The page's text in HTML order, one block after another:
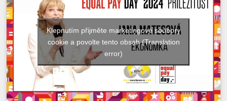
Klepnutím přijměte marketingové soubory
cookie a povolte tento obsah (Translation
error)